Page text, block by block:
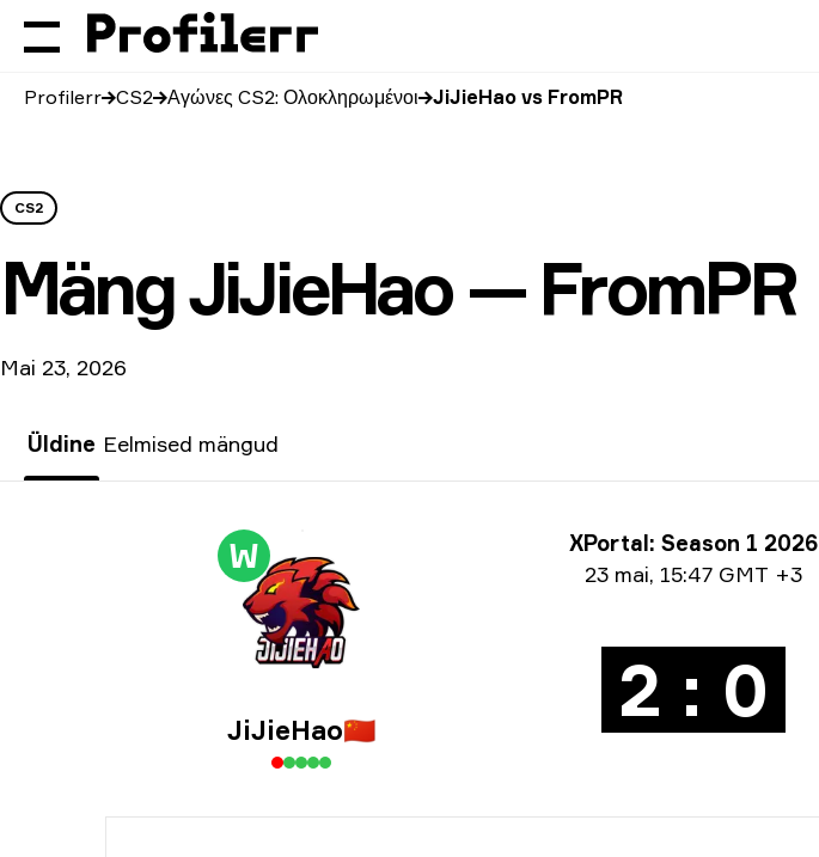
Profilerr CS2 Αγώνες CS2: Ολοκληρωμένοι JiJieHao vs FromPR
CS2
MängJiJieHao — FromPR
Mai 23, 2026
Üldine Eelmised mängud
Turniiri infoXPortal: Season 1 2026
Ημερομηνία23 mai, 15:47 GMT +3
W
JiJieHao🇨🇳 2 : 0